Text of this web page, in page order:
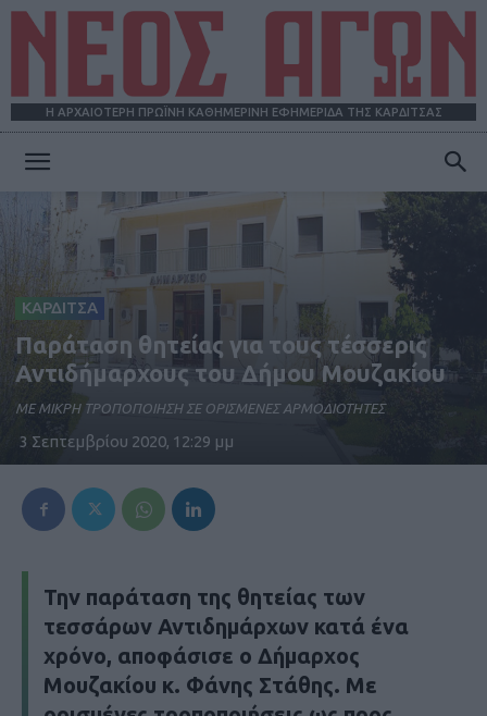
Η ΑΡΧΑΙΟΤΕΡΗ ΠΡΩΪΝΗ ΚΑΘΗΜΕΡΙΝΗ ΕΦΗΜΕΡΙΔΑ ΤΗΣ ΚΑΡΔΙΤΣΑΣ
ΑΓΩΝ
ΚΑΡΔΙΤΣΑ
Παράταση θητείας για τους τέσσερις
Αντιδήμαρχους του Δήμου Μουζακίου
ΜΕ MIKΡΗ ΤΡΟΠΟΠΟΙΗΣΗ ΣΕ ΟΡΙΣΜΕΝΕΣ ΑΡΜΟΔΙΟΤΗΤΕΣ
3 Σεπτεμβρίου 2020, 12:29 μμ
Την παράταση της θητείας των
τεσσάρων Αντιδημάρχων κατά ένα
χρόνο, αποφάσισε ο Δήμαρχος
Μουζακίου κ. Φάνης Στάθης. Με